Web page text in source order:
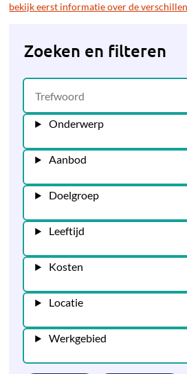
bekijk eerst informatie over de
Zoeken en filteren
Onderwerp
Aanbod
Doelgroep
Leeftijd
Kosten
Locatie
Werkgebied